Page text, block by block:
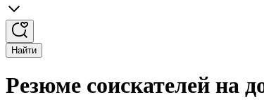
Найти
Резюме соискателей на